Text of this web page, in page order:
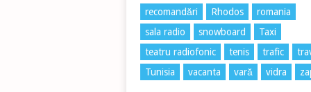
recomandări
Rhodos
romania
sala radio
snowboard
Taxi
teatru radiofonic
tenis trafic
Tunisia
vacanta vară vidra